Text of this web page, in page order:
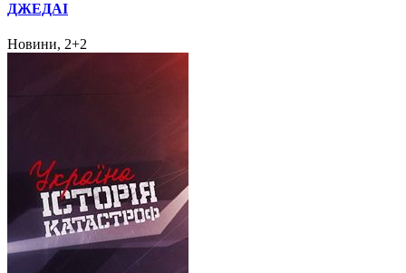
ДЖЕДАІ
Новини, 2+2